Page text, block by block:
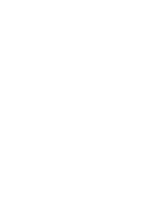
Abordaje